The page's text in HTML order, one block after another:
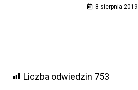
8 sierpnia 2019
Liczba odwiedzin 753